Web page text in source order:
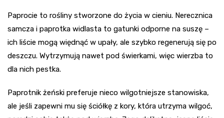
Paprocie to rośliny stworzone do życia w cieniu. Nerecznica
samcza i paprotka widlasta to gatunki odporne na suszę –
ich liście mogą więdnąć w upały, ale szybko regenerują się po
deszczu. Wytrzymują nawet pod świerkami, więc wierzba to
dla nich pestka.
Paprotnik żeński preferuje nieco wilgotniejsze stanowiska,
ale jeśli zapewni mu się ściółkę z kory, która utrzyma wilgoć,